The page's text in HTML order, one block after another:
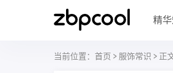
精
当前位置： 首页 > 服饰常识 > 正